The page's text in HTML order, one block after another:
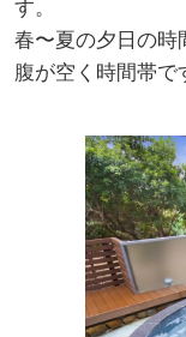
す。
春〜夏の夕日の
腹が空く時間帯で